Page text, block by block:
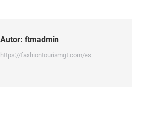
Autor: ftmadmin
https://fashiontourismgt.com/es